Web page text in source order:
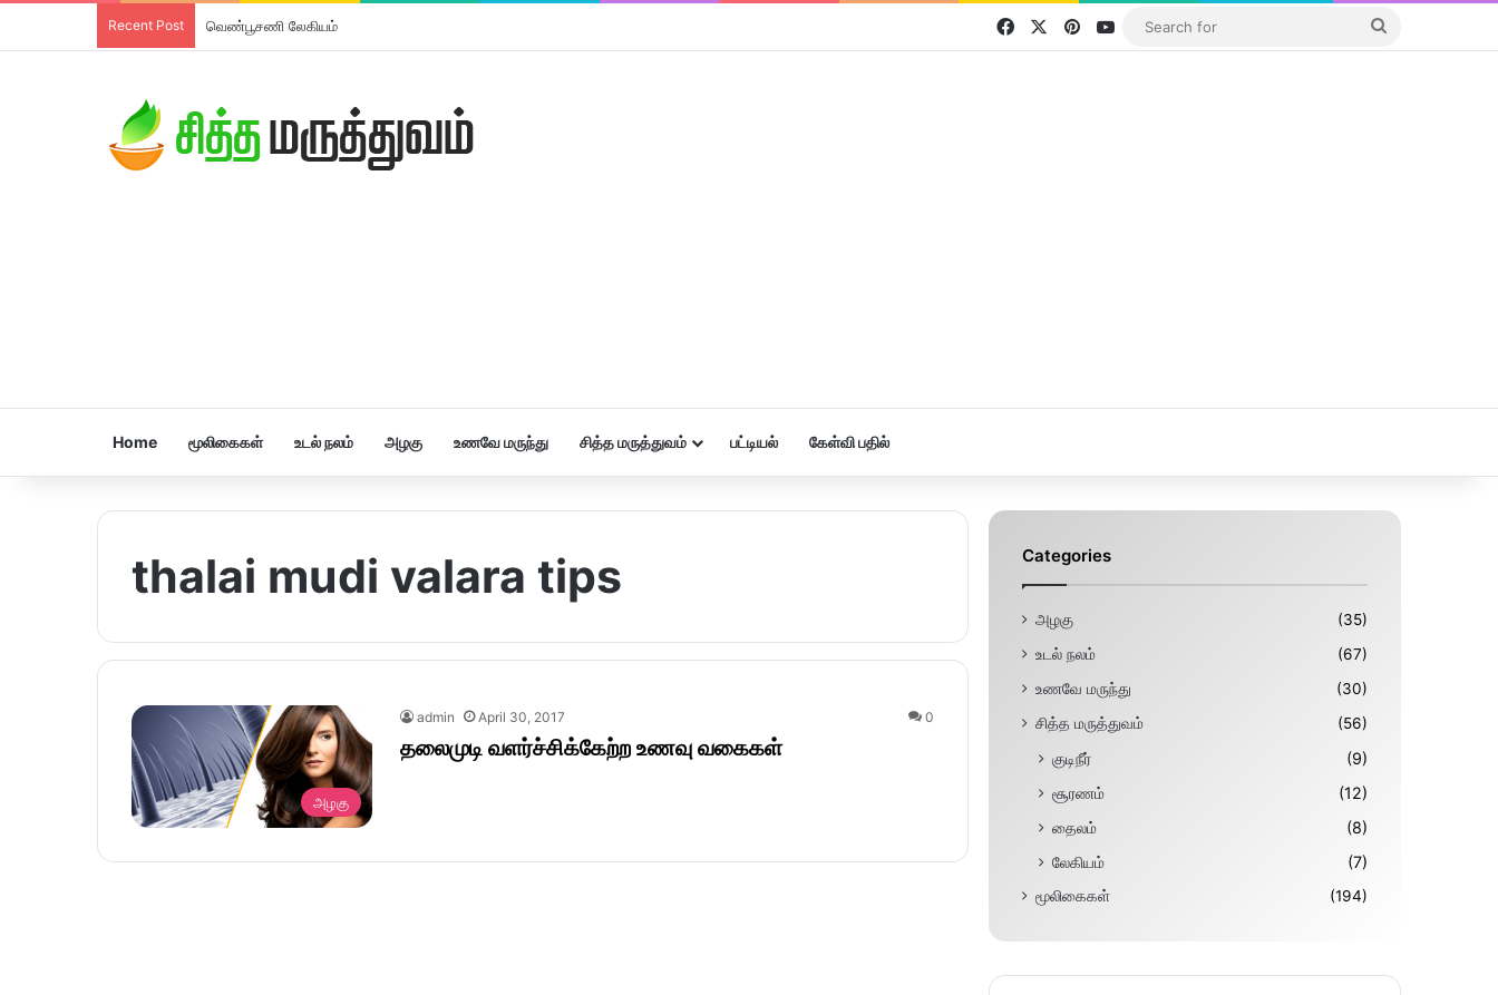
Recent Post திரிபலா லேகியம் FacebookPinterestYouTube
Home மூலிகைகள் உடல் நலம் அழகு உணவே மருந்து சித்த மருத்துவம் பட்டியல் கேள்வி பதில்
thalai mudi valara tips
அழகு
admin April 30, 2017 0
தலைமுடி வளர்ச்சிக்கேற்ற உணவு வகைகள்
Categories
அழகு
(35)
உடல் நலம்
(67)
உணவே மருந்து
(30)
சித்த மருத்துவம்
(56)
குடிநீர்
(9)
சூரணம்
(12)
தைலம்
(8)
லேகியம்
(7)
மூலிகைகள் (194)